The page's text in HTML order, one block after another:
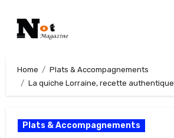
Home
Plats & Accompagnements
La quiche Lorraine, recette authentique
Plats & Accompagnements